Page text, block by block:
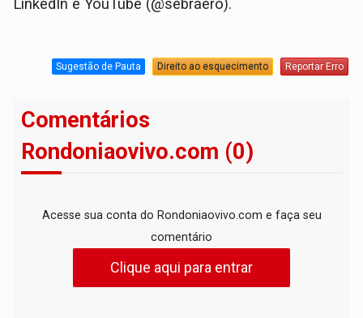
LinkedIn e YouTube (@sebraero).
Sugestão de Pauta Direito ao esquecimento Reportar Erro
Comentários
Rondoniaovivo.com (0)
Acesse sua conta do Rondoniaovivo.com e faça seu
comentário
Clique aqui para entrar